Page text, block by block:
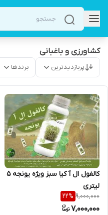
کشاورزی و باغبانی
پربازدیدترین برندها
کالفول ال آ کیا سبز ویژه یونجه 5
لیتری
9,000,000
22%
7,000,000